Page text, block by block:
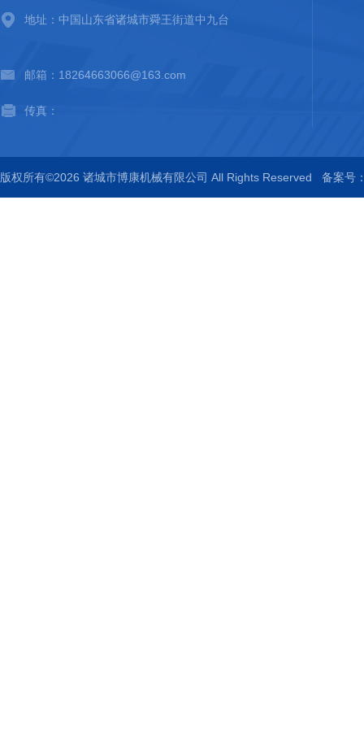
地址：中国山东省诸城市舜王街道中九台
邮箱：18264663066@163.com
传真：
版权所有©2026 诸城市博康机械有限公司 All Rights Reserved 备案号